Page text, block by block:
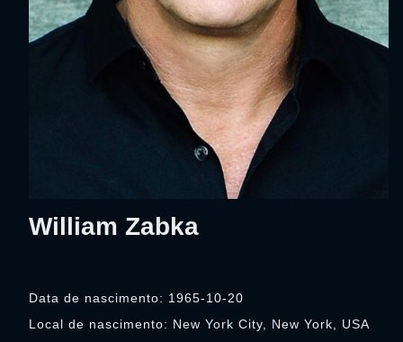
William Zabka
Data de nascimento: 1965-10-20
Local de nascimento: New York City, New York, USA